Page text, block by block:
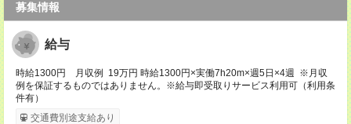
募集情報
給与
時給1300円 月収例 19万円 時給1300円×実働7h20m×週5日×4週 ※月収
例を保証するものではありません。※給与即受取りサービス利用可（利用条
件有）
交通費別途支給あり